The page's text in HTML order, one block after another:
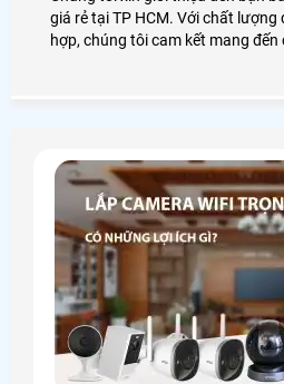
giá rẻ tại TP HCM. Với chất lượng đảm bảo và giá cả phù
hợp, chúng tôi cam kết mang